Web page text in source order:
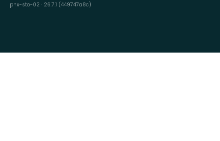
phx-sto-02 · 26.7.1 (449747a8c)